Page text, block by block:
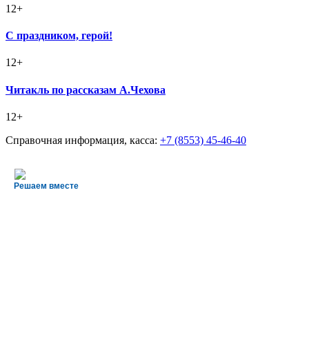
12+
С праздником, герой!
12+
Читакль по рассказам А.Чехова
12+
Справочная информация, касса: +7 (8553) 45-46-40
Решаем вместе